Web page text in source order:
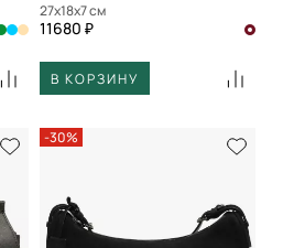
27x18x7 см
11680 ₽
В КОРЗИНУ
-30%